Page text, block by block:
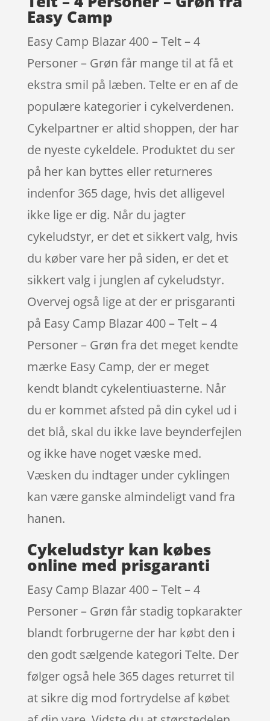
Easy Camp
Easy Camp Blazar 400 – Telt – 4
Personer – Grøn får mange til at få et
ekstra smil på læben. Telte er en af de
populære kategorier i cykelverdenen.
Cykelpartner er altid shoppen, der har
de nyeste cykeldele. Produktet du ser
på her kan byttes eller returneres
indenfor 365 dage, hvis det alligevel
ikke lige er dig. Når du jagter
cykeludstyr, er det et sikkert valg, hvis
du køber vare her på siden, er det et
sikkert valg i junglen af cykeludstyr.
Overvej også lige at der er prisgaranti
på Easy Camp Blazar 400 – Telt – 4
Personer – Grøn fra det meget kendte
mærke Easy Camp, der er meget
kendt blandt cykelentiuasterne. Når
du er kommet afsted på din cykel ud i
det blå, skal du ikke lave beynderfejlen
og ikke have noget væske med.
Væsken du indtager under cyklingen
kan være ganske almindeligt vand fra
hanen.
Cykeludstyr kan købes
online med prisgaranti
Easy Camp Blazar 400 – Telt – 4
Personer – Grøn får stadig topkarakter
blandt forbrugerne der har købt den i
den godt sælgende kategori Telte. Der
følger også hele 365 dages returret til
at sikre dig mod fortrydelse af købet